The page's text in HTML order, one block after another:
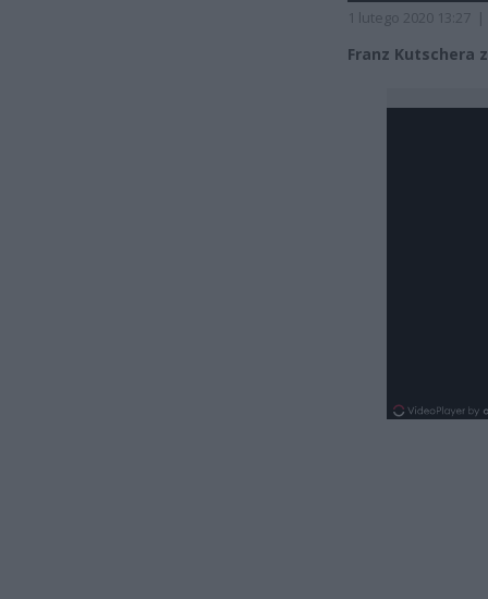
1 lutego 2020 13:27 |
Franz Kutschera